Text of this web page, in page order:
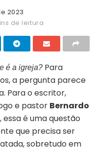
2023
de leitura
é a igreja? Para
a pergunta parece
Para o escritor,
e pastor Bernardo
, essa é uma questão
que precisa ser
sobretudo em